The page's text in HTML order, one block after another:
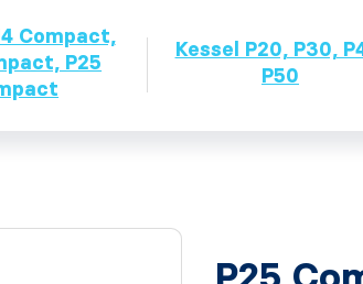
Compact,
P25
Kessel P20, P30,
P50